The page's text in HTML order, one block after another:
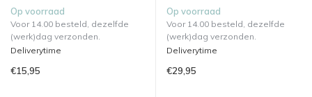
Op voorraad
Voor 14.00 besteld, dezelfde
(werk)dag verzonden.
Deliverytime
€15,95
Op voorraad
Voor 14.00 besteld, dezelfde
(werk)dag verzonden.
Deliverytime
€29,95